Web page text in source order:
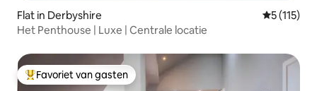
Flat in Derbyshire
5 (115)
Het Penthouse | Luxe | Centrale locatie
Topfavoriet van gasten
Favoriet van gasten